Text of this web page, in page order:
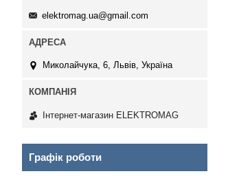
elektromag.ua@gmail.com
Миколайчука, 6, Львів, Україна
Інтернет-магазин ELEKTROMAG
Графік роботи